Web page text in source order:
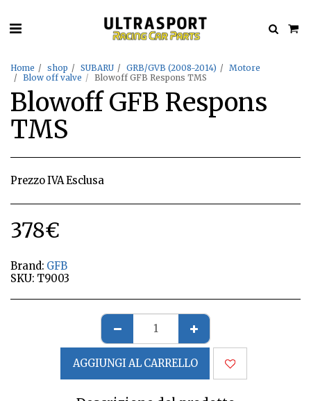
Home shop SUBARU GRB/GVB (2008-2014)
Motore
Blow off valve
Blowoff GFB Respons TMS
Blowoff GFB Respons
TMS
Prezzo IVA Esclusa
378€
Brand: GFB
SKU: T9003
AGGIUNGI AL CARRELLO